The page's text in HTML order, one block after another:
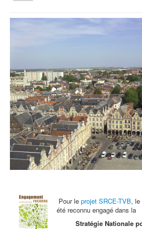
la
Vous êtes ici :
Accueil Une chouet'
Animations et éducation
Accompagnement du territoire et
Espace Info Energie
Guide Nature Patrimoine Volontaire
Centre de Ressources du Territoire
Contact
Pour le projet SRCE-TVB, le
été reconnu engagé dans la
Stratégie Nationale